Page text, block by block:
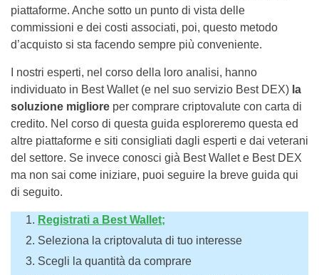
piattaforme. Anche sotto un punto di vista delle
commissioni e dei costi associati, poi, questo metodo
d’acquisto si sta facendo sempre più conveniente.
I nostri esperti, nel corso della loro analisi, hanno
individuato in Best Wallet (e nel suo servizio Best DEX) la
soluzione migliore per comprare criptovalute con carta di
credito. Nel corso di questa guida esploreremo questa ed
altre piattaforme e siti consigliati dagli esperti e dai veterani
del settore. Se invece conosci già Best Wallet e Best DEX
ma non sai come iniziare, puoi seguire la breve guida qui
di seguito.
Registrati a Best Wallet;
Seleziona la criptovaluta di tuo interesse
Scegli la quantità da comprare